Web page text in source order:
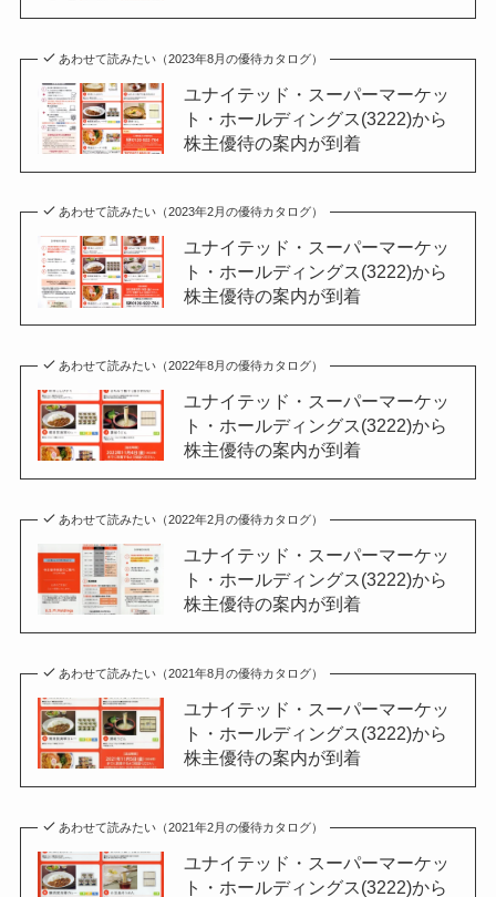
あわせて読みたい（2023年8月の優待カタログ）
ユナイテッド・スーパーマーケッ
ト・ホールディングス(3222)から
株主優待の案内が到着
あわせて読みたい（2023年2月の優待カタログ）
ユナイテッド・スーパーマーケッ
ト・ホールディングス(3222)から
株主優待の案内が到着
あわせて読みたい（2022年8月の優待カタログ）
ユナイテッド・スーパーマーケッ
ト・ホールディングス(3222)から
株主優待の案内が到着
あわせて読みたい（2022年2月の優待カタログ）
ユナイテッド・スーパーマーケッ
ト・ホールディングス(3222)から
株主優待の案内が到着
あわせて読みたい（2021年8月の優待カタログ）
ユナイテッド・スーパーマーケッ
ト・ホールディングス(3222)から
株主優待の案内が到着
あわせて読みたい（2021年2月の優待カタログ）
ユナイテッド・スーパーマーケッ
ト・ホールディングス(3222)から